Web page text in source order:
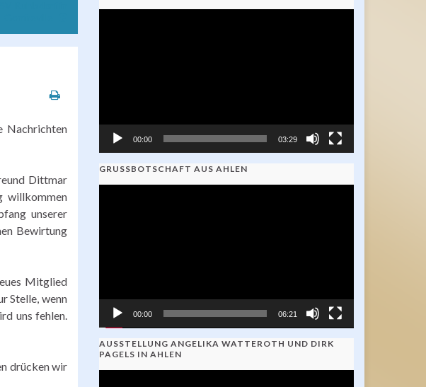
Nachrichten
Dittmar
willkommen
unserer
Bewirtung
Mitglied
Stelle, wenn
uns fehlen.
drücken wir
00:00 03:29
GRUSSBOTSCHAFT AUS AHLEN
00:00 06:21
AUSSTELLUNG ANGELIKA WATTEROTH UND DIRK
PAGELS IN AHLEN